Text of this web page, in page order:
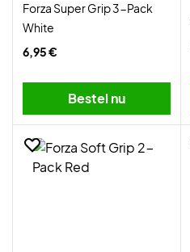
Forza Super Grip 3-Pack
White
6,95 €
Bestel nu